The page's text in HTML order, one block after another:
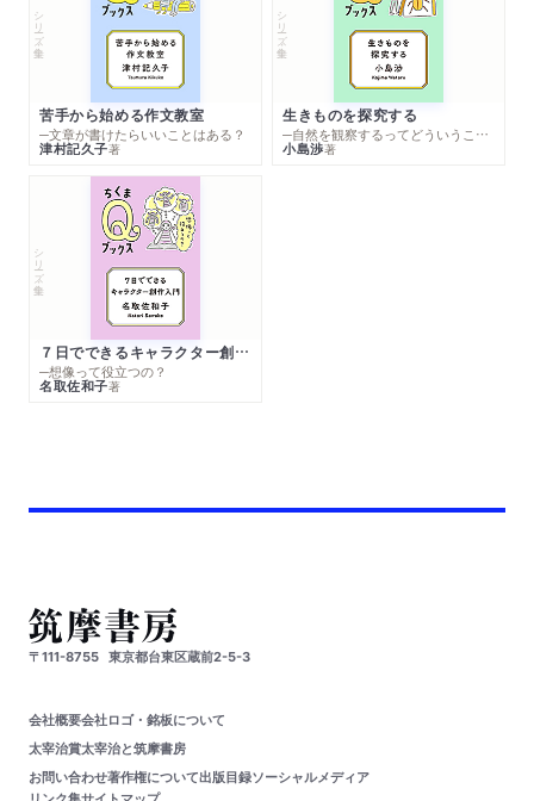
シリーズ・全集
苦手から始める作文教室
─文章が書けたらいいことはある？
津村記久子著
シリーズ・全集
生きものを探究する
─自然を観察するってどういうこと？
小島渉著
シリーズ・全集
７日でできるキャラクター創作入門
─想像って役立つの？
名取佐和子著
〒111-8755 東京都台東区蔵前2-5-3
会社概要会社ロゴ・銘板について
太宰治賞太宰治と筑摩書房
お問い合わせ著作権について出版目録ソーシャルメディア